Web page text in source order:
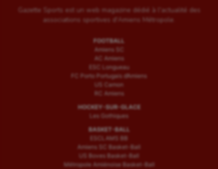
Gazette Sports est un web magazine dédié à l'actualité des
associations sportives d'Amiens Métropole.
FOOTBALL
Amiens SC
AC Amiens
ESC Longueau
FC Porto Portugais d’Amiens
US Camon
RC Amiens
HOCKEY-SUR-GLACE
Les Gothiques
BASKET-BALL
ESCLAMS BB
Amiens SC Basket-Ball
US Boves Basket-Ball
Métropole Amiénoise Basket-Ball